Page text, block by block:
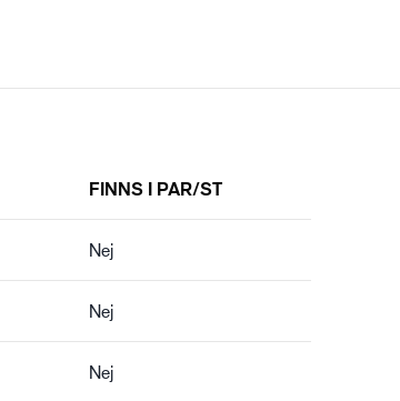
FINNS I PAR/ST
Nej
Nej
Nej